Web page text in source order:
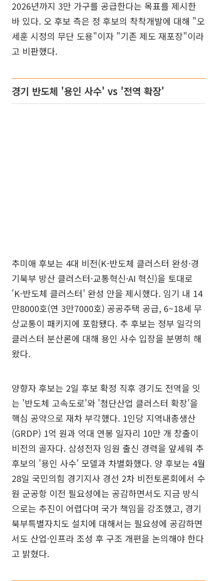
2026년까지 3만 가구를 공급한다는 목표를 제시한
바 있다. 오 후보 측은 정 후보의 착착개발에 대해 "오
세훈 시정의 무단 도용"이자 "기존 제도 재포장"이라
고 비판했다.
경기 반도체 '용인 사수' vs '전역 확장'
추미애 후보는 4대 비전(K-반도체 클러스터 완성·경
기북부 방산 클러스터·교통혁신·AI 혁신)을 토대로
'K-반도체 클러스터' 완성 안을 제시했다. 임기 내 14
만8000호(연 3만7000호) 공공주택 공급, 6~18세 무
상교통이 패키지에 포함됐다. 추 후보는 정부 일각의
클러스터 분산론에 대해 용인 사수 입장을 분명히 해
왔다.
양향자 후보는 2일 후보 확정 직후 경기도 전역을 잇
는 '반도체 고속도로'와 '첨단산업 클러스터 확장'을
핵심 공약으로 재차 부각했다. 1인당 지역내총생산
(GRDP) 1억 원과 억대 연봉 일자리 10만 개 창출이
비전의 골자다. 삼성전자 임원 출신 경력을 앞세워 추
후보의 '용인 사수' 모델과 차별화했다. 양 후보는 4월
28일 국민의힘 경기지사 경선 2차 비전토론회에서 수
원 군공항 이전 필요성에는 공감하면서도 지금 방식
으로는 추진이 어렵다며 국가 책임을 강조했고, 경기
북부특별자치도 설치에 대해서는 필요성에 공감하면
서도 산업·인프라 조성 후 구조 개편을 논의해야 한다
고 밝혔다.